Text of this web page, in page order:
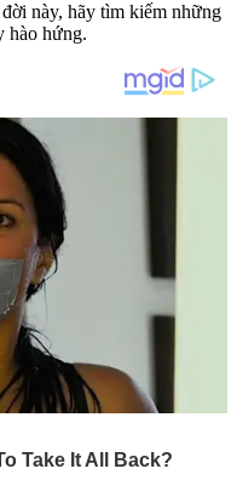
này, hãy tìm kiếm những
hào hứng.